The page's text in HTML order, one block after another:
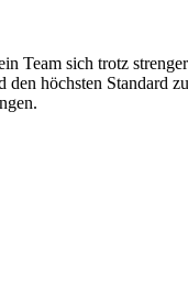
Team sich trotz
höchsten Standard